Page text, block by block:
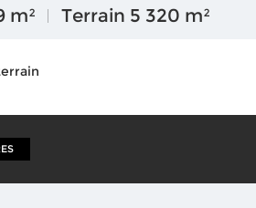
m² Terrain 5 320 m²